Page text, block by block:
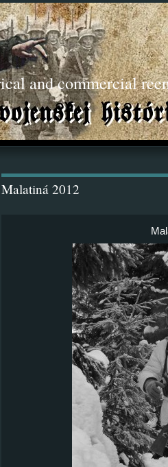
and commercial
Malatiná 2012